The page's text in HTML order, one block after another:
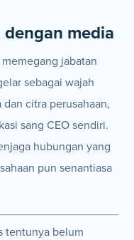
media
jabatan
sebagai wajah
citra perusahaan,
sang CEO sendiri.
hubungan yang
pun senantiasa
tentunya belum